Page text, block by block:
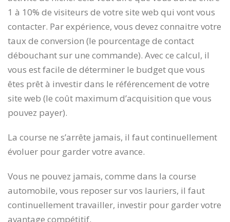
1 à 10% de visiteurs de votre site web qui vont vous
contacter. Par expérience, vous devez connaitre votre
taux de conversion (le pourcentage de contact
débouchant sur une commande). Avec ce calcul, il
vous est facile de déterminer le budget que vous
êtes prêt à investir dans le référencement de votre
site web (le coût maximum d’acquisition que vous
pouvez payer).
La course ne s’arrête jamais, il faut continuellement
évoluer pour garder votre avance.
Vous ne pouvez jamais, comme dans la course
automobile, vous reposer sur vos lauriers, il faut
continuellement travailler, investir pour garder votre
avantage compétitif.